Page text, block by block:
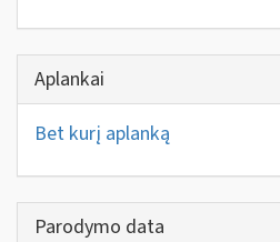
Aplankai
Bet kurį aplanką
Parodymo data